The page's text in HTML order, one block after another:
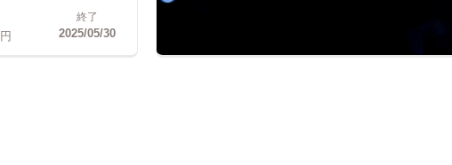
円
終了
2025/05/30